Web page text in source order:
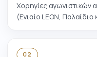
Χορηγίες αγωνιστικών
(Ενιαίο LEON, Παλαίδιο
02